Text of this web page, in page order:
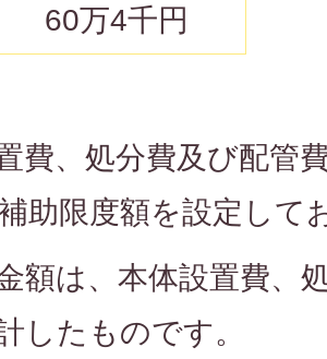
60万4千円
費、処分費及び配管
助限度額を設定して
額は、本体設置費、
したものです。